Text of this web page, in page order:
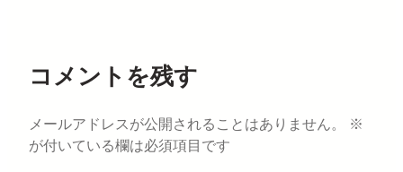
コメントを残す
メールアドレスが公開されることはありません。
※
が付いている欄は必須項目です